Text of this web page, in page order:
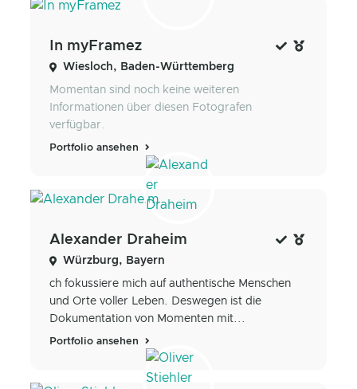
In myFramez
Wiesloch, Baden-Württemberg
Momentan sind noch keine weiteren
Informationen über diesen Fotografen
verfügbar.
Portfolio ansehen
Alexander Draheim
Würzburg, Bayern
ch fokussiere mich auf authentische Menschen
und Orte voller Leben. Deswegen ist die
Dokumentation von Momenten mit...
Portfolio ansehen